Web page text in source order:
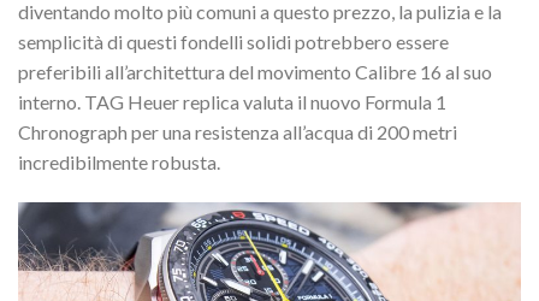
diventando molto più comuni a questo prezzo, la pulizia e la
semplicità di questi fondelli solidi potrebbero essere
preferibili all’architettura del movimento Calibre 16 al suo
interno. TAG Heuer replica valuta il nuovo Formula 1
Chronograph per una resistenza all’acqua di 200 metri
incredibilmente robusta.